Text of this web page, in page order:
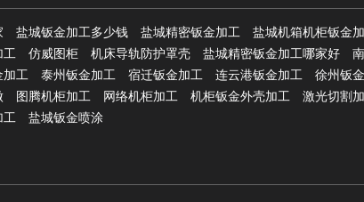
盐城钣金加工多少钱 盐城精密钣金加工 盐城机箱机柜钣金
工
仿威图柜 机床导轨防护罩壳 盐城精密钣金加工哪家好
加工
泰州钣金加工 宿迁钣金加工 连云港钣金加工 徐州钣
图腾机柜加工 网络机柜加工 机柜钣金外壳加工 激光切割
工
盐城钣金喷涂